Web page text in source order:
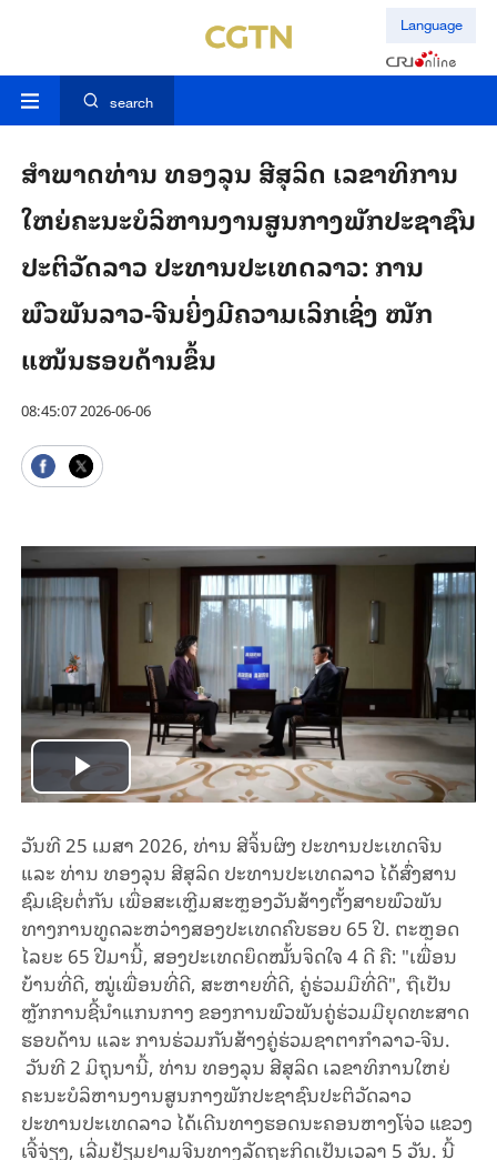
Language
search
ສຳພາດທ່ານ ທອງລຸນ ສີສຸລິດ ເລຂາທິການ
ໃຫຍ່ຄະນະບໍລິຫານງານສູນກາງພັກປະຊາຊົນ
ປະຕິວັດລາວ ປະທານປະເທດລາວ: ການ
ພົວພັນລາວ-ຈີນ​ຍິ່ງ​ມີ​ຄວາມ​ເລິກ​ເຊິ່ງ ໜັກ​
ແໜ້ນ​ຮອບ​ດ້ານ​ຂຶ້ນ
08:45:07 2026-06-06
Play
Video
ວັນທີ 25 ເມສາ 2026, ທ່ານ ສີຈິ້ນຜິງ ປະທານປະເທດຈີນ
ແລະ ທ່ານ ທອງລຸນ ສີສຸລິດ ປະທານປະເທດລາວ ໄດ້ສົ່ງສານ
ຊົມເຊີຍຕໍ່ກັນ ເພື່ອສະເຫຼີມສະຫຼອງວັນສ້າງຕັ້ງສາຍພົວພັນ
ທາງ​ການ​ທູດລະຫວ່າງສອງປະເທດຄົບຮອບ 65 ປີ. ຕະຫຼອດ
ໄລຍະ 65 ປີມານີ້, ສອງປະເທດຍຶດ​ໝັ້ນຈິດໃຈ 4 ດີ ຄື: "ເພື່ອນ​
ບ້ານທີ່ດີ, ​ໝູ່ເພື່ອນທີ່ດີ, ສະຫາຍທີ່ດີ, ຄູ່ຮ່ວມ​ມືທີ່ດີ", ຖືເປັນ
ຫຼັກການຊີ້ນຳແກນກາງ ຂອງການພົວພັນຄູ່ຮ່ວມມືຍຸດທະສາດ
ຮອບດ້ານ ແລະ ​ການຮ່ວມກັນສ້າງຄູ່ຮ່ວມຊາຕາກຳລາວ-ຈີນ.
ວັນທີ 2 ມິຖຸນານີ້, ທ່ານ ທອງລຸນ ສີສຸລິດ ເລຂາທິການໃຫຍ່
ຄະນະບໍລິຫານງານສູນກາງພັກປະຊາຊົນປະຕິວັດລາວ
ປະທານປະເທດລາວ ໄດ້ເດີນທາງຮອດນະຄອນຫາງໂຈ່ວ ແຂວງ​
ເຈີ້​ຈ່ຽງ, ເລີ່ມຢ້ຽມຢາມຈີນທາງລັດຖະກິດເປັນເວລາ 5 ​ວັນ. ນີ້